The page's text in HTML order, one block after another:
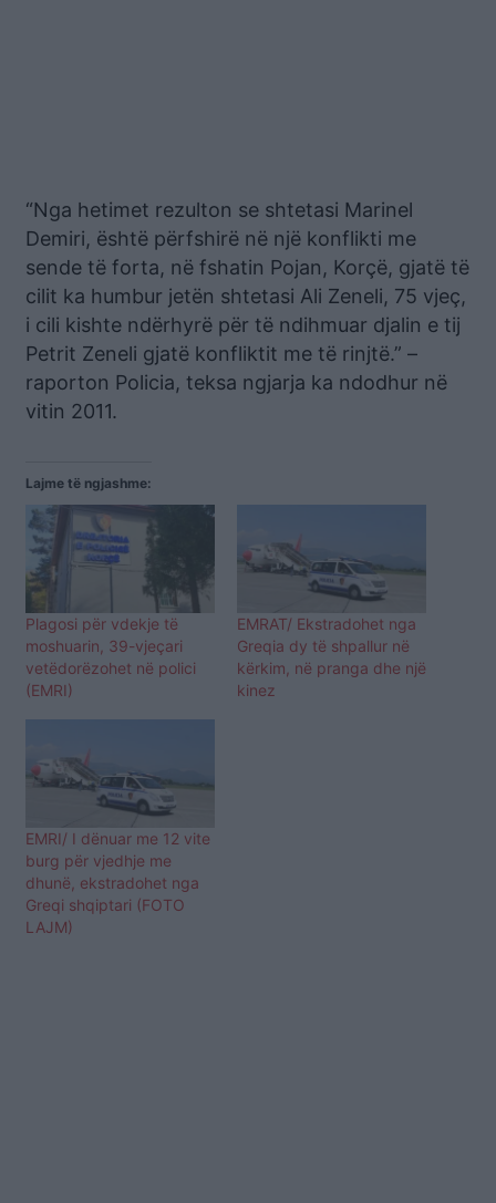
“Nga hetimet rezulton se shtetasi Marinel
Demiri, është përfshirë në një konflikti me
sende të forta, në fshatin Pojan, Korçë, gjatë të
cilit ka humbur jetën shtetasi Ali Zeneli, 75 vjeç,
i cili kishte ndërhyrë për të ndihmuar djalin e tij
Petrit Zeneli gjatë konfliktit me të rinjtë.” –
raporton Policia, teksa ngjarja ka ndodhur në
vitin 2011.
Lajme të ngjashme:
Plagosi për vdekje të
moshuarin, 39-vjeçari
vetëdorëzohet në polici
(EMRI)
EMRAT/ Ekstradohet nga
Greqia dy të shpallur në
kërkim, në pranga dhe një
kinez
EMRI/ I dënuar me 12 vite
burg për vjedhje me
dhunë, ekstradohet nga
Greqi shqiptari (FOTO
LAJM)